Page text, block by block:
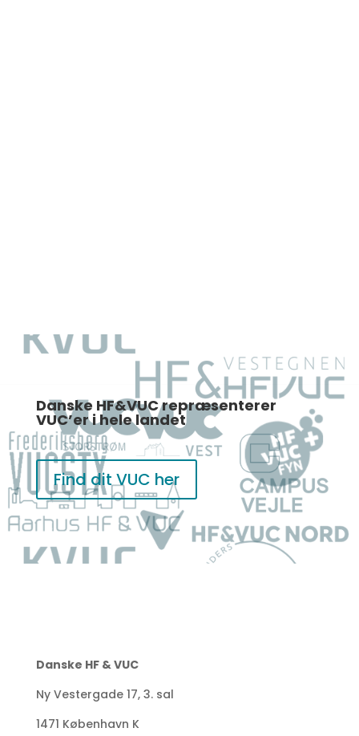
Danske HF&VUC repræsenterer
VUC’er i hele landet
Find dit VUC her
Danske HF & VUC
Ny Vestergade 17, 3. sal
1471 København K